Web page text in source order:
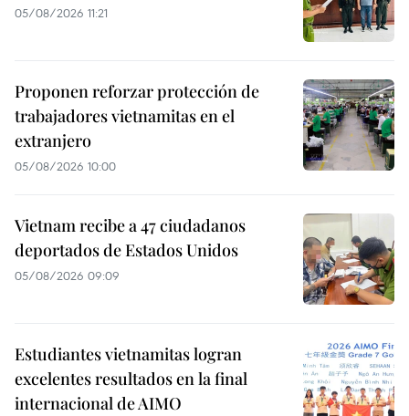
05/08/2026 11:21
Proponen reforzar protección de
trabajadores vietnamitas en el
extranjero
05/08/2026 10:00
Vietnam recibe a 47 ciudadanos
deportados de Estados Unidos
05/08/2026 09:09
Estudiantes vietnamitas logran
excelentes resultados en la final
internacional de AIMO